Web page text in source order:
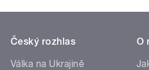
Český rozhlas
Válka na Ukrajině
O